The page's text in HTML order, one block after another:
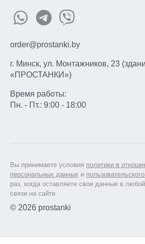
order@prostanki.by
г. Минск, ул. Монтажников, 23
«ПРОСТАНКИ»)
Время работы:
Пн. - Пт.: 9:00 - 18:00
Вы принимаете условия политики в
персональных данных и
раз, когда оставляете свои данные в
связи на сайте
© 2026 prostanki